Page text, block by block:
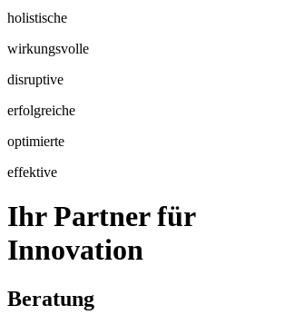
holistische
wirkungsvolle
disruptive
erfolgreiche
optimierte
effektive
Ihr Partner für
Innovation
Beratung